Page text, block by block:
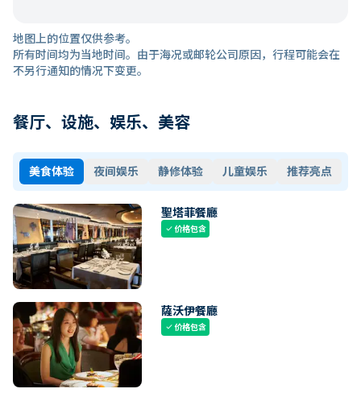
地图上的位置仅供参考。
所有时间均为当地时间。由于海况或邮轮公司原因，行程可能会在
不另行通知的情况下变更。
餐厅、设施、娱乐、美容
美食体验 夜间娱乐 静修体验 儿童娱乐 推荐亮点
聖塔菲餐廳
check价格包含
薩沃伊餐廳
check价格包含